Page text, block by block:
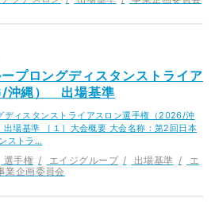
プロングディスタンストライア
沖縄） 出場基準
ディスタンストライアスロン選手権（2026/沖
場基準 ［１］大会概要 大会名称：第2回日本
ストラ…
選手権 エイジグループ 出場基準
エ
業企画委員会